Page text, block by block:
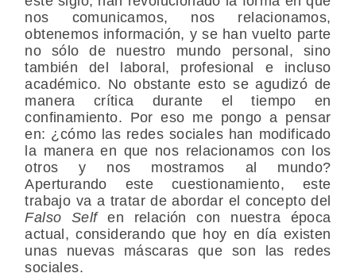
nos comunicamos, nos relacionamos,
obtenemos información, y se han vuelto parte
no sólo de nuestro mundo personal, sino
también del laboral, profesional e incluso
académico. No obstante esto se agudizó de
manera crítica durante el tiempo en
confinamiento. Por eso me pongo a pensar
en: ¿cómo las redes sociales han modificado
la manera en que nos relacionamos con los
otros y nos mostramos al mundo?
Aperturando este cuestionamiento, este
trabajo va a tratar de abordar el concepto del
Falso Selfen relación con nuestra época
actual, considerando que hoy en día existen
unas nuevas máscaras que son las redes
sociales.